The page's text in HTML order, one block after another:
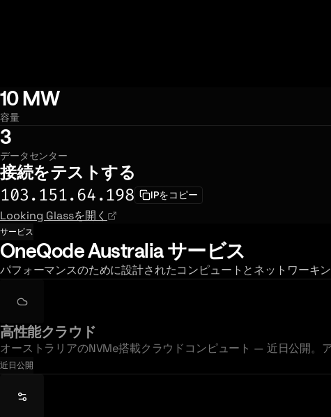
10 MW
容量
3
データセンター
接続をテストする
103.151.64.198 IPをコピー
Looking Glassを開く
サービス
OneQode Australia サービス
パフォーマンスのために設計されたコンピュートとネットワーキン
高性能クラウド
オーストラリアのNVMe搭載クラウドコンピュート — 近日公開。
近日公開